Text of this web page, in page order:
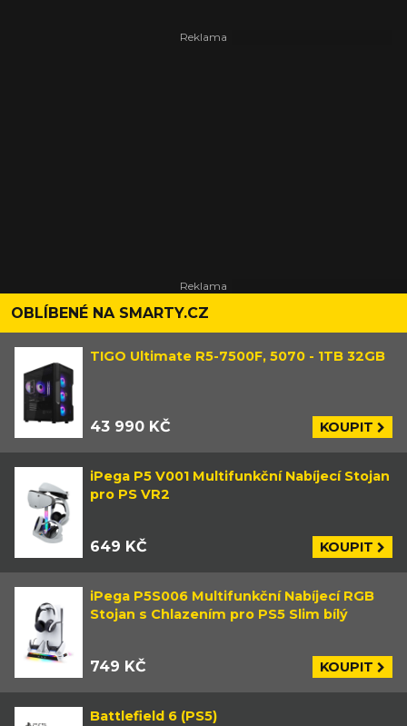
OBLÍBENÉ NA SMARTY.CZ
TIGO Ultimate R5-7500F, 5070 - 1TB 32GB
43 990 KČ KOUPIT
iPega P5 V001 Multifunkční Nabíjecí Stojan
pro PS VR2
649 KČ KOUPIT
iPega P5S006 Multifunkční Nabíjecí RGB
Stojan s Chlazením pro PS5 Slim bílý
749 KČ KOUPIT
Battlefield 6 (PS5)